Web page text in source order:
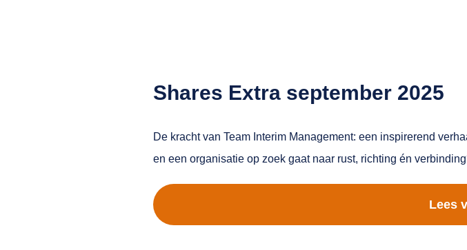
Shares Extra september 2025
De kracht van Team Interim Management: een inspirerend
en een organisatie op zoek gaat naar rust, richting én
Lees